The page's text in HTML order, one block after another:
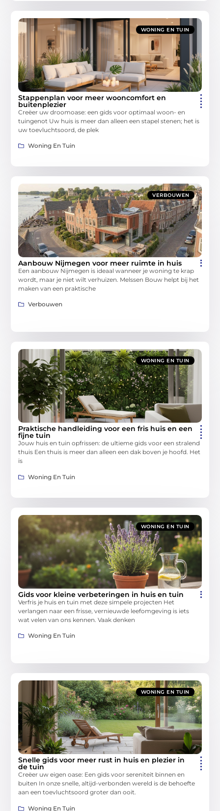
WONING EN TUIN
Stappenplan voor meer wooncomfort en
buitenplezier
Creëer uw droomoase: een gids voor optimaal woon- en
tuingenot Uw huis is meer dan alleen een stapel stenen; het is
uw toevluchtsoord, de plek
Woning En Tuin
VERBOUWEN
Aanbouw Nijmegen voor meer ruimte in huis
Een aanbouw Nijmegen is ideaal wanneer je woning te krap
wordt, maar je niet wilt verhuizen. Melssen Bouw helpt bij het
maken van een praktische
Verbouwen
WONING EN TUIN
Praktische handleiding voor een fris huis en een
fijne tuin
Jouw huis en tuin opfrissen: de ultieme gids voor een stralend
thuis Een thuis is meer dan alleen een dak boven je hoofd. Het
is
Woning En Tuin
WONING EN TUIN
Gids voor kleine verbeteringen in huis en tuin
Verfris je huis en tuin met deze simpele projecten Het
verlangen naar een frisse, vernieuwde leefomgeving is iets
wat velen van ons kennen. Vaak denken
Woning En Tuin
WONING EN TUIN
Snelle gids voor meer rust in huis en plezier in
de tuin
Creëer uw eigen oase: Een gids voor sereniteit binnen en
buiten In onze snelle, altijd-verbonden wereld is de behoefte
aan een toevluchtsoord groter dan ooit.
Woning En Tuin